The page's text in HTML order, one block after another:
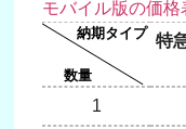
特
1